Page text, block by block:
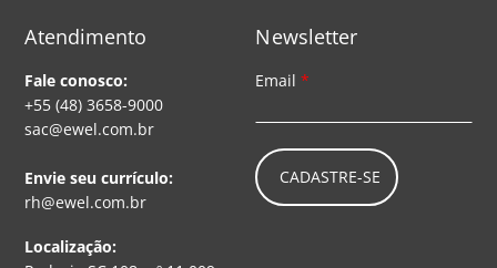
Atendimento
Fale conosco:
+55 (48) 3658-9000
sac@ewel.com.br
Envie seu currículo:
rh@ewel.com.br
Localização:
Newsletter
Email*
CADASTRE-SE